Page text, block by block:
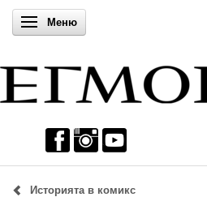
Включи навигацията
Меню
Историята в комикс